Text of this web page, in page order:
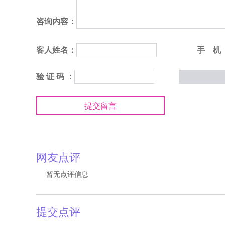
咨询内容：
客人姓名： 手 机
验 证 码 ：
提交留言
网友点评
暂无点评信息
提交点评